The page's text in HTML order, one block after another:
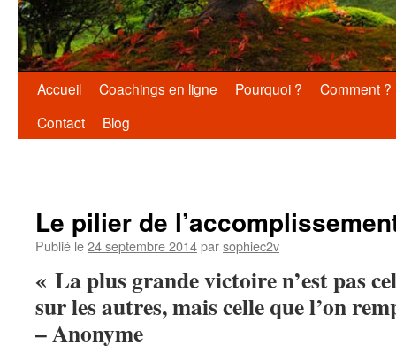
Aller
Accueil Coachings en ligne Pourquoi ?
Comment ?
Contact
Blog
Le pilier de
Publié le24 septembre 2014parsophiec2v
« La plus grande victoire n’est pas
sur les autres, mais celle que l’on
– Anonyme